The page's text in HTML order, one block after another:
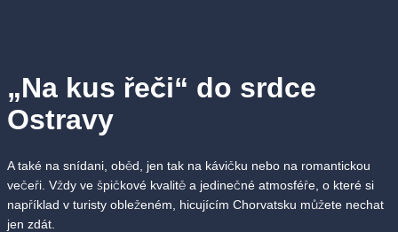
„Na kus řeči“ do srdce
Ostravy
A také na snídani, oběd, jen tak na kávičku nebo na romantickou
večeři. Vždy ve špičkové kvalitě a jedinečné atmosféře, o které si
například v turisty obleženém, hicujícím Chorvatsku můžete nechat
jen zdát.